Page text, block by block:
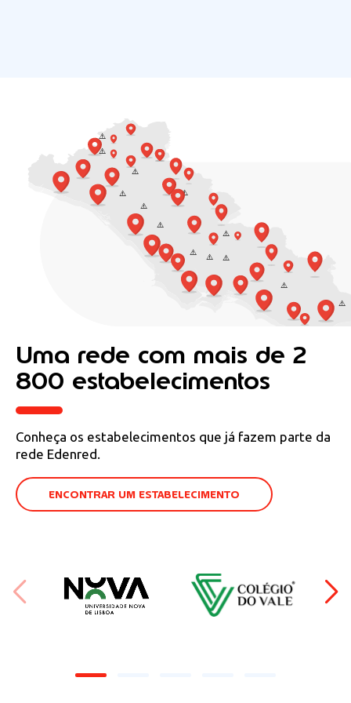
Uma rede com mais de 2
800 estabelecimentos
Conheça os estabelecimentos que já fazem parte da
rede Edenred.
ENCONTRAR UM ESTABELECIMENTO